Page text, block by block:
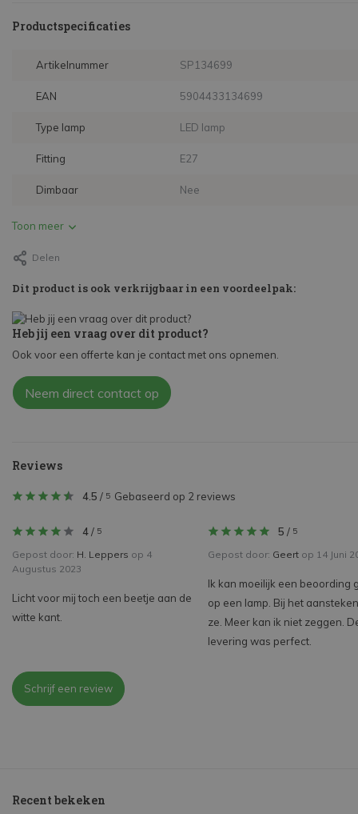
Productspecificaties
Artikelnummer SP134699
EAN 5904433134699
Type lamp LED lamp
Fitting E27
Dimbaar Nee
Toon meer
Delen
Dit product is ook verkrijgbaar in een voordeelpak:
Heb jij een vraag over dit product?
Ook voor een offerte kan je contact met ons opnemen.
Neem direct contact op
Reviews
4.5 / 5 Gebaseerd op 2 reviews
4/ 5
Gepost door: H. Leppers op 4
Augustus 2023
Licht voor mij toch een beetje aan de
witte kant.
5 / 5
Gepost door: Geert op 14 Juni
Ik kan moeilijk een beoording
op een lamp. Bij het
ze. Meer kan ik niet zeggen.
levering was perfect.
Schrijf een review
Recent bekeken